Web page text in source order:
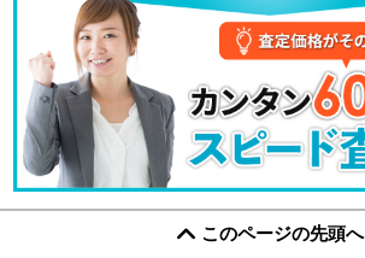
このページの先頭へ